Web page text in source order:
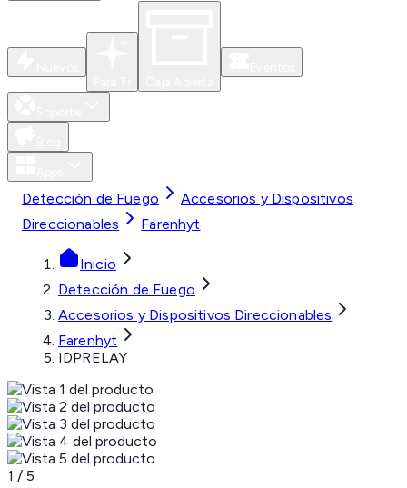
Detección de Fuego
Accesorios y Dispositivos
Direccionables
Farenhyt
Inicio
Detección de Fuego
Accesorios y Dispositivos Direccionables
Farenhyt
IDPRELAY
1 / 5